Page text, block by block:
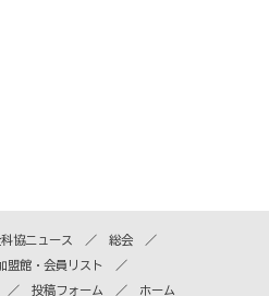
協ニュース
総会
盟館・会員リスト
投稿フォーム ホーム